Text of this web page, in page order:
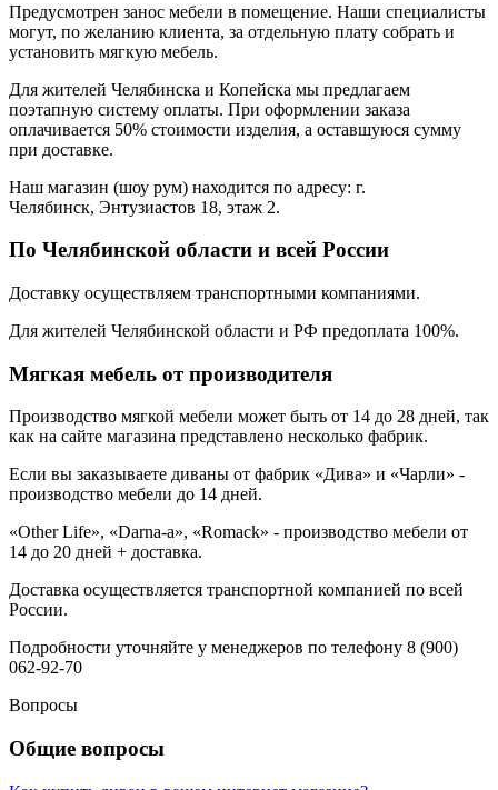
Предусмотрен занос мебели в помещение. Наши специалисты
могут, по желанию клиента, за отдельную плату собрать и
установить мягкую мебель.
Для жителей Челябинска и Копейска мы предлагаем
поэтапную систему оплаты. При оформлении заказа
оплачивается 50% стоимости изделия, а оставшуюся сумму
при доставке.
Наш магазин (шоу рум) находится по адресу: г.
Челябинск, Энтузиастов 18, этаж 2.
По Челябинской области и всей России
Доставку осуществляем транспортными компаниями.
Для жителей Челябинской области и РФ предоплата 100%.
Мягкая мебель от производителя
Производство мягкой мебели может быть от 14 до 28 дней, так
как на сайте магазина представлено несколько фабрик.
Если вы заказываете диваны от фабрик «Дива» и «Чарли» -
производство мебели до 14 дней.
«Other Life», «Darna-a», «Romack» - производство мебели от
14 до 20 дней + доставка.
Доставка осуществляется транспортной компанией по всей
России.
Подробности уточняйте у менеджеров по телефону 8 (900)
062-92-70
Вопросы
Общие вопросы